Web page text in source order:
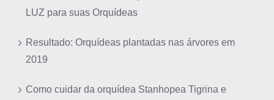
LUZ para suas Orquídeas
Resultado: Orquídeas plantadas nas árvores em
2019
Como cuidar da orquídea Stanhopea Tigrina e